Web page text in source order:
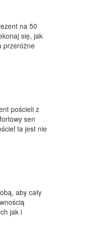
na 50
się, jak
przeróżne
pościeli z
sen
ta jest nie
aby cały
jak i